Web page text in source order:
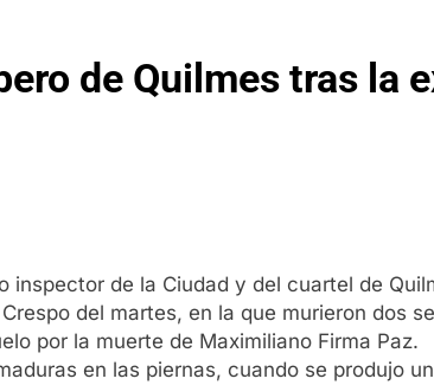
de Quilmes tras la
inspector de la Ciudad y del cuartel de
del martes, en la que murieron dos
por la muerte de Maximiliano Firma Paz.
en las piernas, cuando se produjo